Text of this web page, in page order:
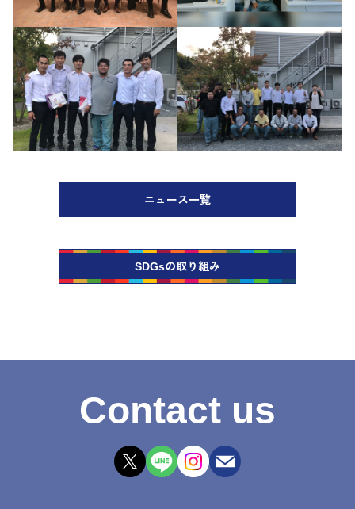
ニュース一覧
SDGsの取り組み
Contact us